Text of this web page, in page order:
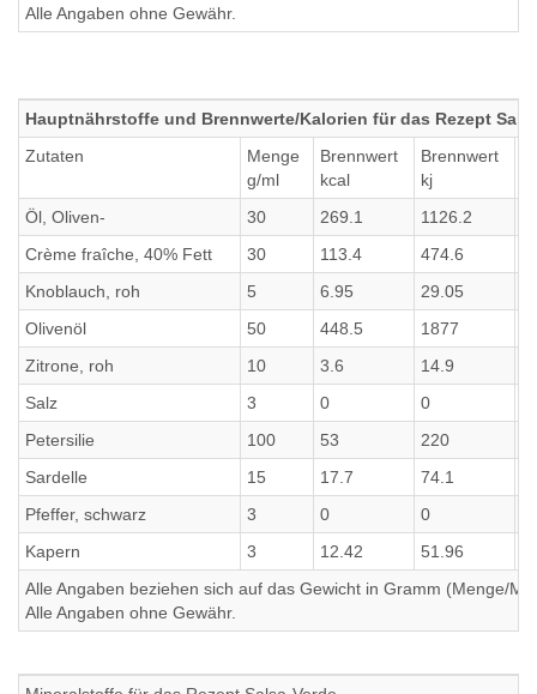
Alle Angaben ohne Gewähr.
Hauptnährstoffe und Brennwerte/Kalorien für das Rezept
Zutaten
Menge
g/ml
Brennwert
kcal
Brennwert
kj
Öl, Oliven-
30 269.1 1126.2
Crème fraîche, 40% Fett
30 113.4 474.6
Knoblauch, roh
5 6.95 29.05
Olivenöl
50 448.5 1877
Zitrone, roh
10 3.6 14.9
Salz
3 0 0
Petersilie
100 53 220
Sardelle
15 17.7 74.1
Pfeffer, schwarz
3 0 0
Kapern
3 12.42 51.96
Alle Angaben beziehen sich auf das Gewicht in Gramm (Menge/
Alle Angaben ohne Gewähr.